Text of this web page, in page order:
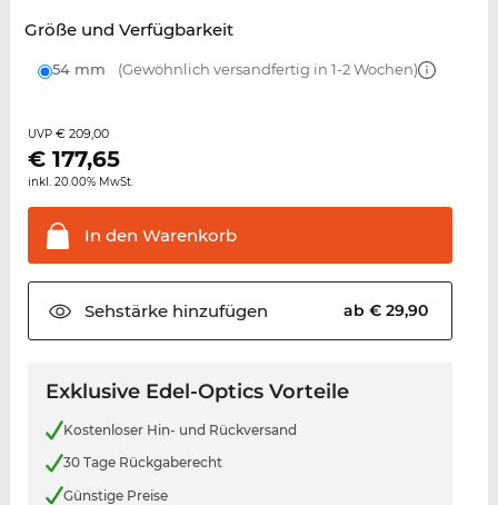
Größe und Verfügbarkeit
54 mm (Gewöhnlich versandfertig in 1-2 Wochen)
UVP € 209,00
€ 177,65
inkl. 20.00% MwSt.
In den Warenkorb
Sehstärkehinzufügen ab € 29,90
Exklusive Edel-Optics Vorteile
Kostenloser Hin- und Rückversand
30 Tage Rückgaberecht
Günstige Preise